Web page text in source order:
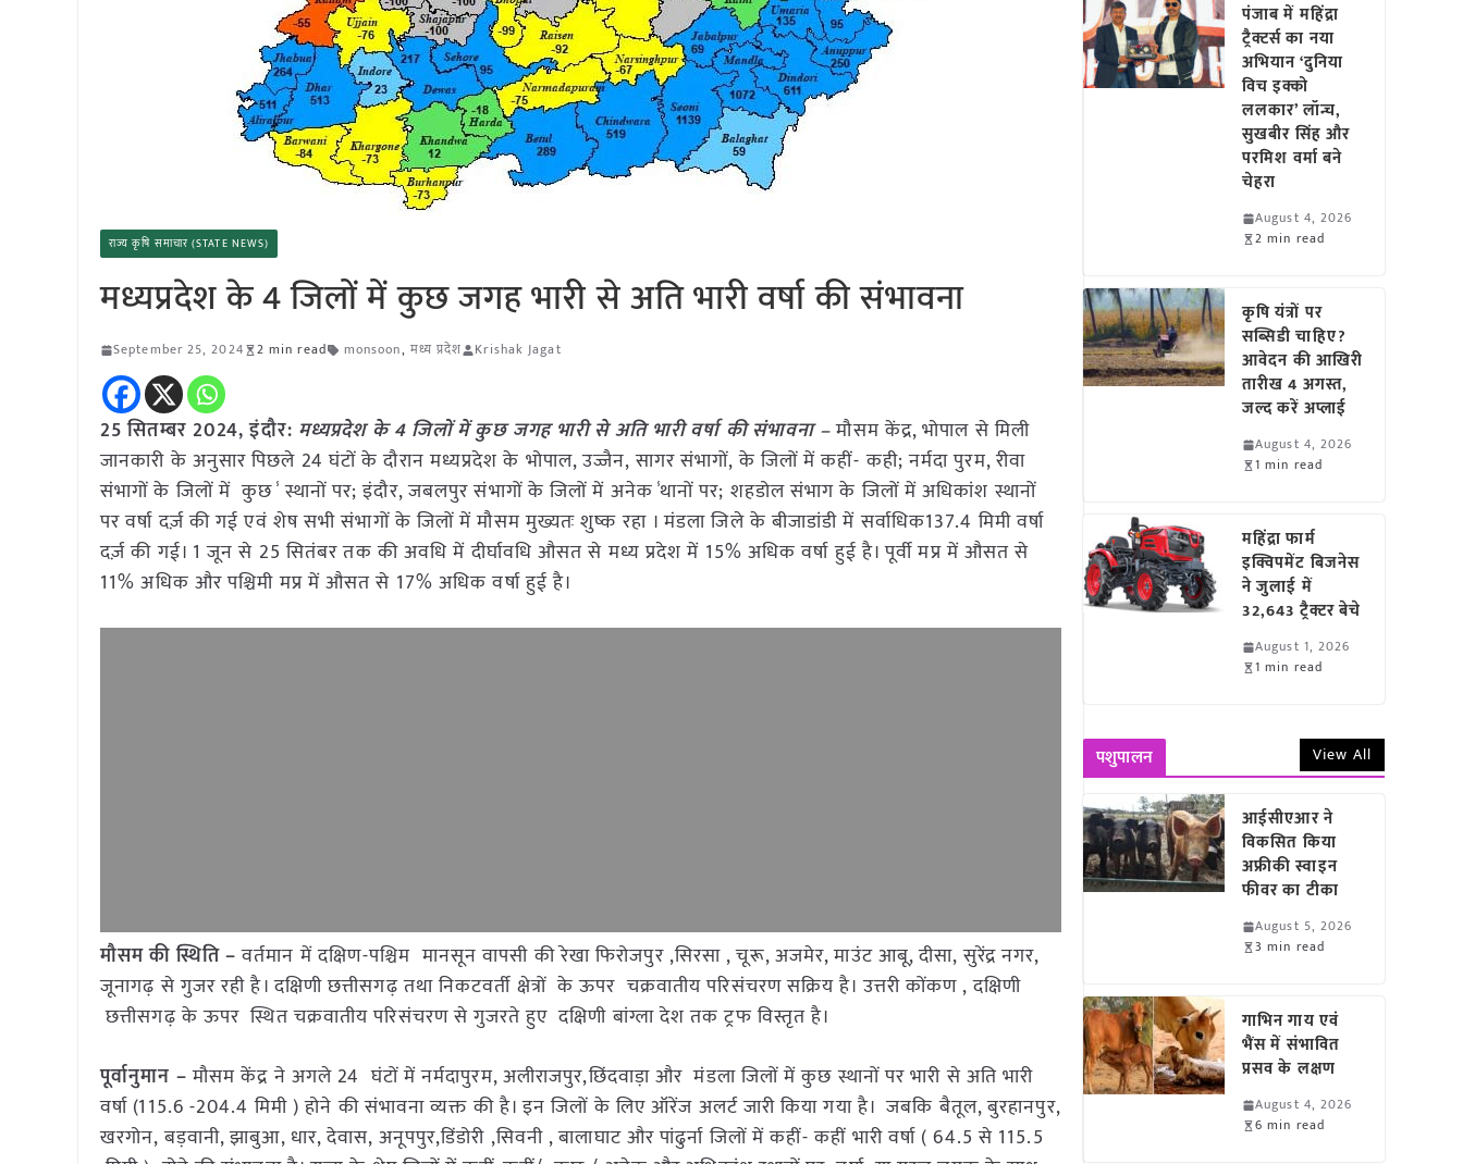
राज्य कृषि समाचार (STATE NEWS)
मध्यप्रदेश के 4 जिलों में कुछ जगह भारी से अति भारी वर्षा की संभावना
September 25, 2024 2 min read monsoon, मध्य प्रदेश Krishak Jagat
25 सितम्बर 2024, इंदौर: मध्यप्रदेश के 4 जिलों में कुछ जगह भारी से अति भारी वर्षा की संभावना –मौसम केंद्र, भोपाल से मिली
जानकारी के अनुसार पिछले 24 घंटों के दौरान मध्यप्रदेश के भोपाल, उज्जैन, सागर संभागों, के जिलों में कहीं- कही; नर्मदा पुरम, रीवा
संभागों के जिलों में कुछ ̾ स्थानों पर; इंदौर, जबलपुर संभागों के जिलों में अनेक ̾थानों पर; शहडोल संभाग के जिलों में अधिकांश स्थानों
पर वर्षा दर्ज़ की गई एवं शेष सभी संभागों के जिलों में मौसम मुख्यतः शुष्क रहा । मंडला जिले के बीजाडांडी में सर्वाधिक137.4 मिमी वर्षा
दर्ज़ की गई। 1 जून से 25 सितंबर तक की अवधि में दीर्घावधि औसत से मध्य प्रदेश में 15% अधिक वर्षा हुई है। पूर्वी मप्र में औसत से
11% अधिक और पश्चिमी मप्र में औसत से 17% अधिक वर्षा हुई है।
मौसम की स्थिति –वर्तमान में दक्षिण-पश्चिम मानसून वापसी की रेखा फिरोजपुर ,सिरसा , चूरू, अजमेर, माउंट आबू, दीसा, सुरेंद्र नगर,
जूनागढ़ से गुजर रही है। दक्षिणी छत्तीसगढ़ तथा निकटवर्ती क्षेत्रों के ऊपर चक्रवातीय परिसंचरण सक्रिय है। उत्तरी कोंकण , दक्षिणी
छत्तीसगढ़ के ऊपर स्थित चक्रवातीय परिसंचरण से गुजरते हुए दक्षिणी बांग्ला देश तक ट्रफ विस्तृत है।
पूर्वानुमान –मौसम केंद्र ने अगले 24 घंटों में नर्मदापुरम, अलीराजपुर,छिंदवाड़ा और मंडला जिलों में कुछ स्थानों पर भारी से अति भारी
वर्षा (115.6 -204.4 मिमी ) होने की संभावना व्यक्त की है। इन जिलों के लिए ऑरेंज अलर्ट जारी किया गया है। जबकि बैतूल, बुरहानपुर,
खरगोन, बड़वानी, झाबुआ, धार, देवास, अनूपपुर,डिंडोरी ,सिवनी , बालाघाट और पांढुर्ना जिलों में कहीं- कहीं भारी वर्षा ( 64.5 से 115.5
पंजाब में महिंद्रा
ट्रैक्टर्स का नया
अभियान ‘दुनिया
विच इक्को
ललकार’ लॉन्च,
सुखबीर सिंह और
परमिश वर्मा बने
चेहरा
August 4, 2026
2 min read
कृषि यंत्रों पर
सब्सिडी चाहिए?
आवेदन की आखिरी
तारीख 4 अगस्त,
जल्द करें अप्लाई
August 4, 2026
1 min read
महिंद्रा फार्म
इक्विपमेंट बिजनेस
ने जुलाई में
32,643 ट्रैक्टर बेचे
August 1, 2026
1 min read
पशुपालन View All
आईसीएआर ने
विकसित किया
अफ्रीकी स्वाइन
फीवर का टीका
August 5, 2026
3 min read
गाभिन गाय एवं
भैंस में संभावित
प्रसव के लक्षण
August 4, 2026
6 min read